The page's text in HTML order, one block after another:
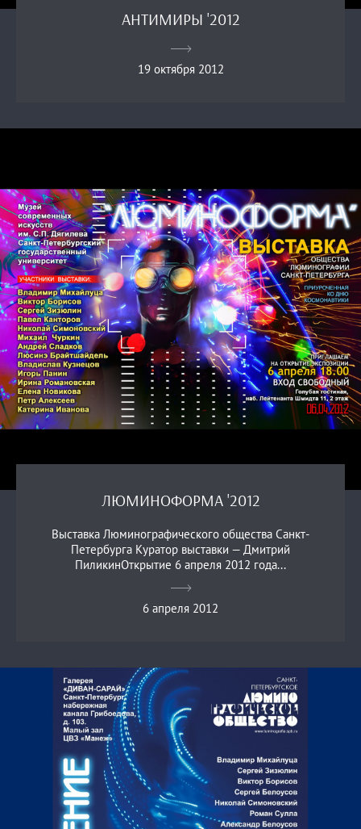
АНТИМИРЫ '2012
19 октября 2012
ЛЮМИНОФОРМА '2012
Выставка Люминографического общества Санкт-
Петербурга Куратор выставки — Дмитрий
ПиликинОткрытие 6 апреля 2012 года...
6 апреля 2012